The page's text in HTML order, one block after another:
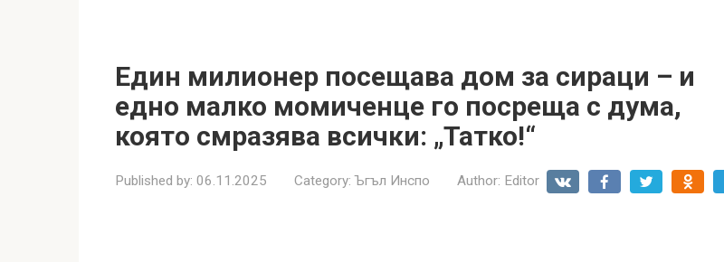
Един милионер посещава дом за сираци – и
едно малко момиченце го посреща с дума,
която смразява всички: „Татко!“
Published by: 06.11.2025 Category: Ъгъл Инспо Author: Editor